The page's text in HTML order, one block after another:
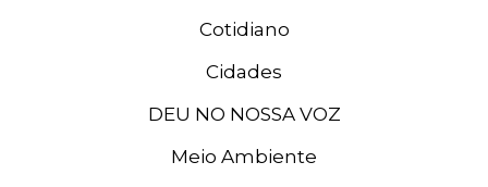
Cotidiano
Cidades
DEU NO NOSSA VOZ
Meio Ambiente